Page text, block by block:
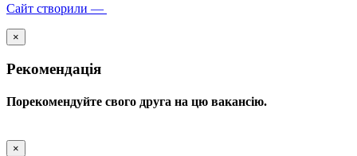
Сайт створили —
×
Рекомендація
Порекомендуйте свого друга на цю вакансію.
×